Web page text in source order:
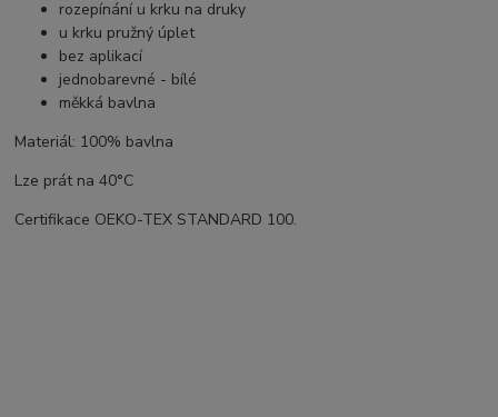
rozepínání u krku na druky
u krku pružný úplet
bez aplikací
jednobarevné - bílé
měkká bavlna
Materiál: 100% bavlna
Lze prát na 40°C
Certifikace OEKO-TEX STANDARD 100.